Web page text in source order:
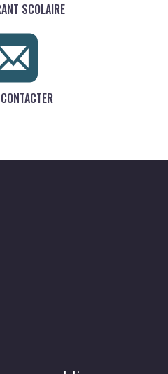
SCOLAIRE